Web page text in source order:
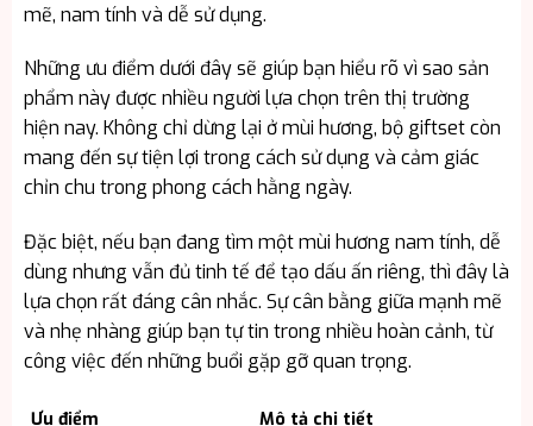
mẽ, nam tính và dễ sử dụng.
Những ưu điểm dưới đây sẽ giúp bạn hiểu rõ vì sao sản
phẩm này được nhiều người lựa chọn trên thị trường
hiện nay. Không chỉ dừng lại ở mùi hương, bộ giftset còn
mang đến sự tiện lợi trong cách sử dụng và cảm giác
chỉn chu trong phong cách hằng ngày.
Đặc biệt, nếu bạn đang tìm một mùi hương nam tính, dễ
dùng nhưng vẫn đủ tinh tế để tạo dấu ấn riêng, thì đây là
lựa chọn rất đáng cân nhắc. Sự cân bằng giữa mạnh mẽ
và nhẹ nhàng giúp bạn tự tin trong nhiều hoàn cảnh, từ
công việc đến những buổi gặp gỡ quan trọng.
Ưu điểm Mô tả chi tiết